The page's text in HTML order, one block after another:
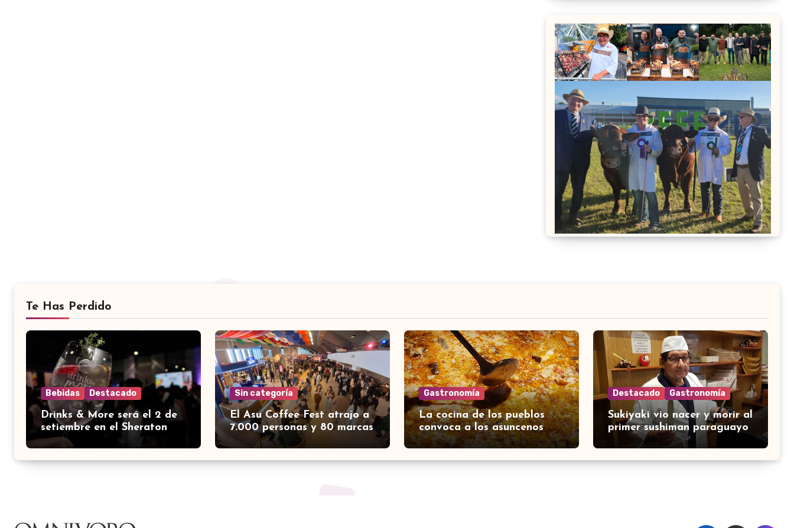
Te Has Perdido
Bebidas Destacado
Drinks & More será el 2 de
setiembre en el Sheraton
Sin categoría
El Asu Coffee Fest atrajo a
7.000 personas y 80 marcas
Gastronomía
La cocina de los pueblos
convoca a los asuncenos
Destacado Gastronomía
Sukiyaki vio nacer y morir al
primer sushiman paraguayo